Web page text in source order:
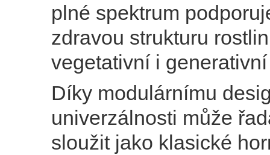
plné spektrum
zdravou strukturu
vegetativní i generativní
Díky modulárnímu
univerzálnosti může
sloužit jako klasické